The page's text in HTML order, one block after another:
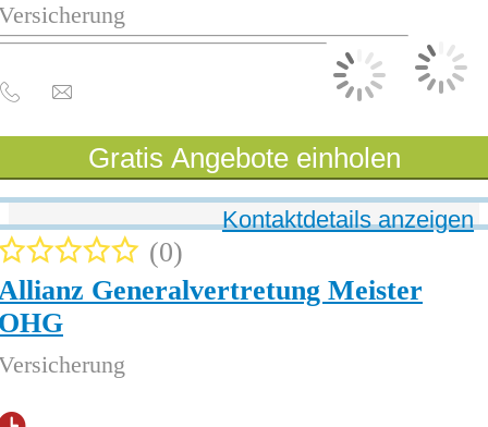
Gratis Angebote einholen
Generalvertretung Meister
0
Kontaktdetails anzeigen